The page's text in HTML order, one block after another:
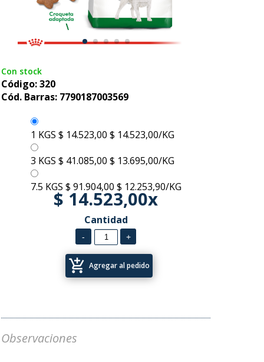
Con stock
Código: 320
Cód. Barras: 7790187003569
1 KGS $ 14.523,00 $ 14.523,00/KG
3 KGS $ 41.085,00 $ 13.695,00/KG
7.5 KGS $ 91.904,00 $ 12.253,90/KG
$ 14.523,00x
Cantidad
add_shopping_cart Agregar al pedido
Observaciones